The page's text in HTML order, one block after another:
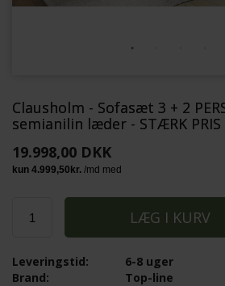
Clausholm - Sofasæt 3 + 2
semianilin læder - STÆRK PRIS
19.998,00 DKK
6-8 uger
Leveringstid:
Top-line
Brand: